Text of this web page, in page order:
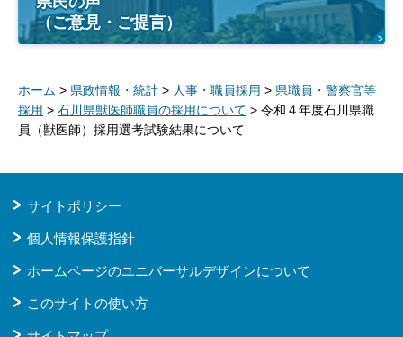
（ご意見・ご提言）
ホーム > 県政情報・統計 > 人事・職員採用 > 県職員・警察官等
採用 > 石川県獣医師職員の採用について > 令和４年度石川県職
員（獣医師）採用選考試験結果について
サイトポリシー
個人情報保護指針
ホームページのユニバーサルデザインについて
このサイトの使い方